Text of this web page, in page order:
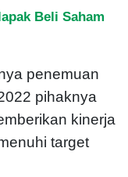
Beli Saham
penemuan
pihaknya
kinerja
target